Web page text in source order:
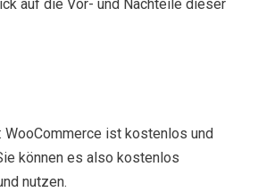
auf die Vor- und Nachteile dieser
WooCommerce ist kostenlos und
können es also kostenlos
nutzen.